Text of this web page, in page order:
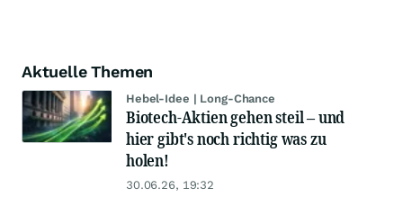
Aktuelle Themen
Hebel-Idee | Long-Chance
Biotech-Aktien gehen steil – und
hier gibt's noch richtig was zu
holen!
30.06.26, 19:32